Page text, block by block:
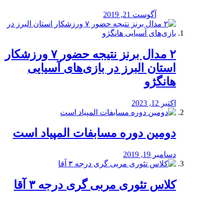
آگوست 21, 2019
۲ مدال برنز نتیجه حضور ۷ ورزشکار
استان البرز در بازی‌های آسیایی
هانگژو
اکتبر 12, 2023
دومین دوره مسابفات المپیاد است
دسامبر 19, 2019
کلاس تئوری مربی گری درجه ۳ آقا